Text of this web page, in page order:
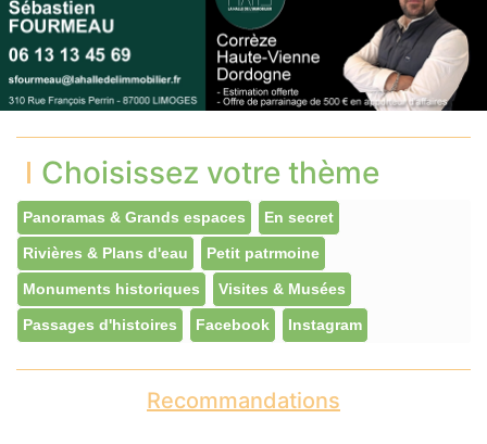
Choisissez votre thème
Panoramas & Grands espaces En secret
Rivières & Plans d'eau Petit patrmoine
Monuments historiques Visites & Musées
Passages d'histoires Facebook Instagram
Recommandations